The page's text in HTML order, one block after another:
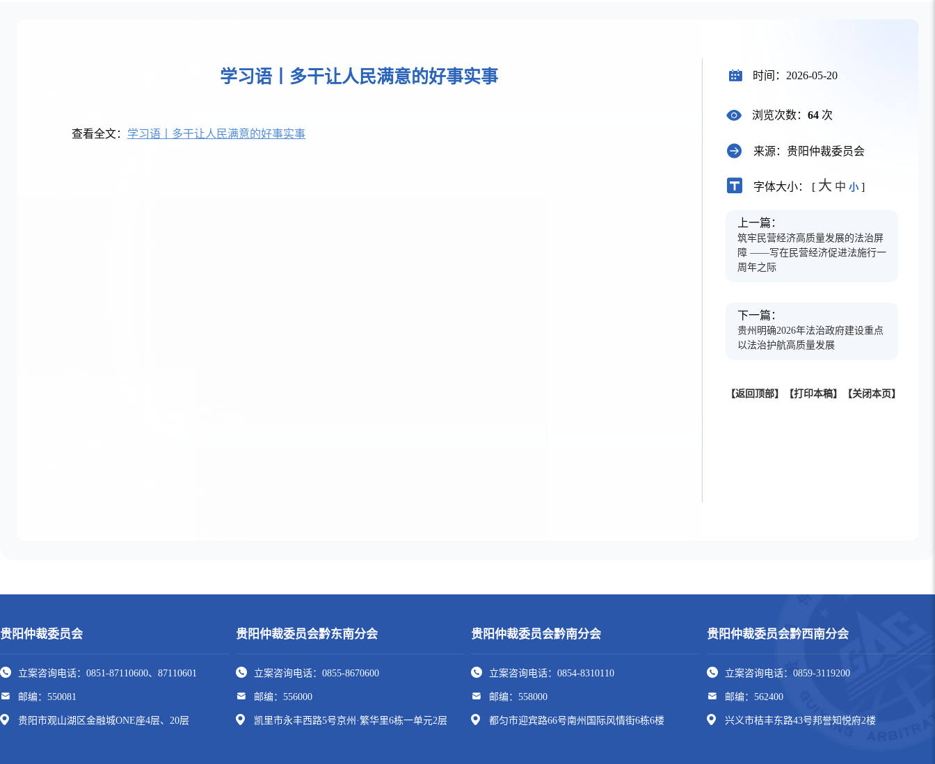
学习语丨多干让人民满意的好事实事
查看全文： 学习语丨多干让人民满意的好事实事
时间：2026-05-20
浏览次数： 64次
来源：贵阳仲裁委员会
字体大小： [ 大 中 小]
上一篇：
筑牢民营经济高质量发展的法治屏
障 ——写在民营经济促进法施行一
周年之际
下一篇：
贵州明确2026年法治政府建设重点
以法治护航高质量发展
【返回顶部】 【打印本稿】 【关闭本页】
贵阳仲裁委员会
立案咨询电话：0851-87110600、87110601
邮编：550081
贵阳市观山湖区金融城ONE座4层、20层
贵阳仲裁委员会黔东南分会
立案咨询电话：0855-8670600
邮编：556000
凯里市永丰西路5号京州·繁华里6栋一单元2层
贵阳仲裁委员会黔南分会
立案咨询电话：0854-8310110
邮编：558000
都匀市迎宾路66号南州国际风情街6栋6楼
贵阳仲裁委员会黔西南分会
立案咨询电话：0859-3119200
邮编：562400
兴义市桔丰东路43号邦誉知悦府2楼